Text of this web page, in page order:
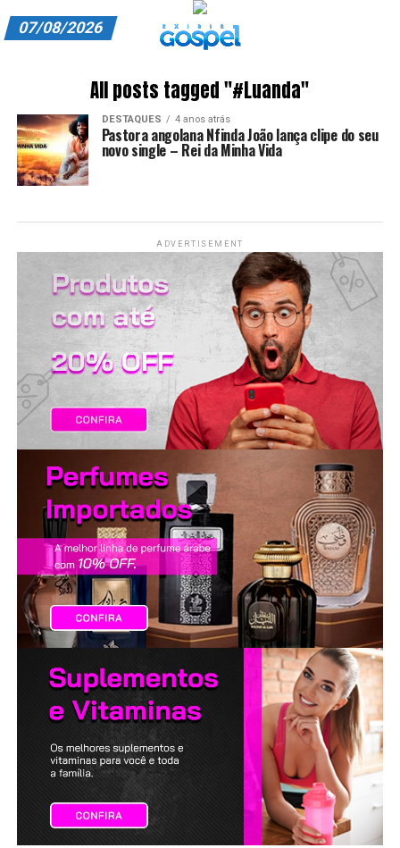
ASSINE
CARRINHO
EDITORIAL
EXPEDIENTE
FINALIZAR COMPRA
HOME
LANÇAMENTOS
07/08/2026
All posts tagged "#Luanda"
DESTAQUES 4 anos atrás
Pastora angolana Nfinda João lança clipe do seu
novo single – Rei da Minha Vida
ADVERTISEMENT